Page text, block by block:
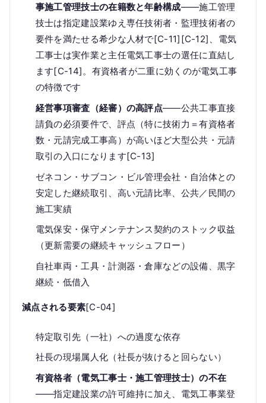
事施工管理技士の在籍数と年齢構成——施工管理
技士は指定建設業ゆえ専任技術者・監理技術者の
要件を満たせる希少な人材で[C-11][C-12]、電気
工事士は実作業と主任電気工事士の選任に直結し
ます[C-14]。有資格者が二重に効くのが電気工事
の特徴です
経営事項審査（経審）の高評点——公共工事直接
請負の必須要件で、評点（特に技術力＝有資格者
数・元請完成工事高）が高いほど大型公共・元請
取引の入口になります[C-13]
ゼネコン・サブコン・ビル管理会社・自治体との
安定した継続取引、高い元請比率、公共／民間の
施工実績
電気保安・保守メンテナンス契約のストック収益
（更新需要の継続キャッシュフロー）
自社車両・工具・計測器・倉庫などの設備、黒字
継続・低借入
減点される要素[C-04]
特定取引先（一社）への過度な依存
社長の現場属人化（社長が抜けると回らない）
有資格者（電気工事士・施工管理技士）の不在
——指定建設業の許可維持に加え、電気工事業登